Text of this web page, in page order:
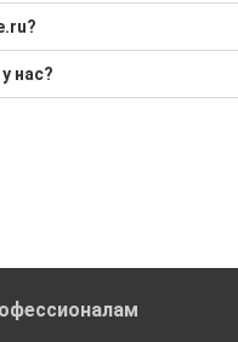
для подбора
нас?